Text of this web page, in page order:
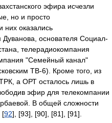
эфира исчезли
но и просто
оказались
основателя Социал-
телерадиокомпания
"Семейный канал"
ТВ-6). Кроме того, из
а ОРТ осталось лишь в
эфир для телекомпании
В общей сложности
[92], [93], [90], [81], [91].